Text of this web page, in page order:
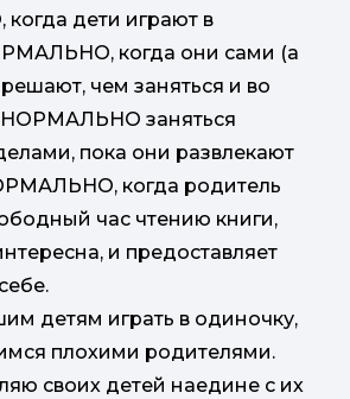
дети играют в
когда они сами (а
чем заняться и во
НОРМАЛЬНО заняться
пока они развлекают
когда родитель
час чтению книги,
и предоставляет
детям играть в одиночку,
плохими родителями.
своих детей наедине с их